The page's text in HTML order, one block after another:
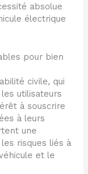
absolue
électrique
pour bien
civile, qui
utilisateurs
à souscrire
à leurs
une
risques liés à
et le